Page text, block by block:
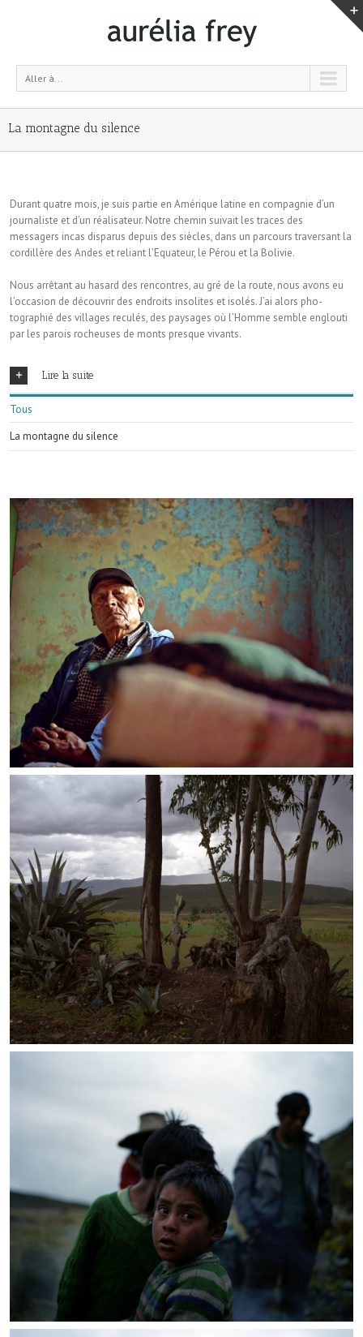
Aller à...
La montagne du silence
Durant quatre mois, je suis partie en Amérique latine en compagnie d’un
journaliste et d’un réalisateur. Notre chemin suivait les tra­ces des
messagers incas disparus depuis des siècles, dans un parcours traversant la
cordillère des Andes et reliant l’Equateur, le Pérou et la Bo­livie.
Nous arrêtant au hasard des rencontres, au gré de la route, nous avons eu
l’occasion de décou­vrir des endroits insolites et isolés. J’ai alors pho­
tographié des villages reculés, des paysages où l’Homme semble englouti
par les parois rocheu­ses de monts presque vivants.
Lire la suite
Tous
La montagne du silence